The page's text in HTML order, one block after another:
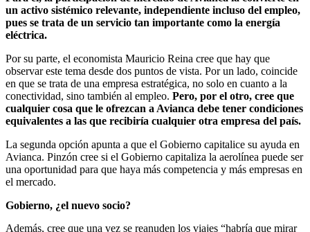
un activo sistémico relevante, independiente incluso del empleo,
pues se trata de un servicio tan importante como la energía
eléctrica.
Por su parte, el economista Mauricio Reina cree que hay que
observar este tema desde dos puntos de vista. Por un lado, coincide
en que se trata de una empresa estratégica, no solo en cuanto a la
conectividad, sino también al empleo. Pero, por el otro, cree que
cualquier cosa que le ofrezcan a Avianca debe tener condiciones
equivalentes a las que recibiría cualquier otra empresa del país.
La segunda opción apunta a que el Gobierno capitalice su ayuda en
Avianca. Pinzón cree si el Gobierno capitaliza la aerolínea puede ser
una oportunidad para que haya más competencia y más empresas en
el mercado.
Gobierno, ¿el nuevo socio?
Además, cree que una vez se reanuden los viajes “habría que mirar